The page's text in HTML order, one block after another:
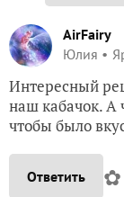
AirFairy
Юлия
Интересный
наш кабачок. А
чтобы было
Ответить ✿